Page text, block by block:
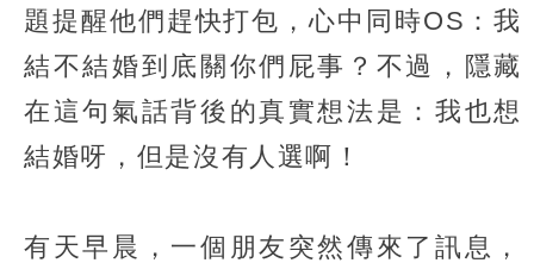
題提醒他們趕快打包，心中同時OS：我
結不結婚到底關你們屁事？不過，隱藏
在這句氣話背後的真實想法是：我也想
結婚呀，但是沒有人選啊！
有天早晨，一個朋友突然傳來了訊息，